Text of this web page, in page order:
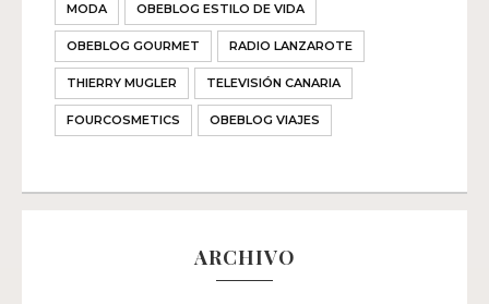
MODA OBEBLOG ESTILO DE VIDA
OBEBLOG GOURMET RADIO LANZAROTE
THIERRY MUGLER TELEVISIÓN CANARIA
FOURCOSMETICS OBEBLOG VIAJES
ARCHIVO